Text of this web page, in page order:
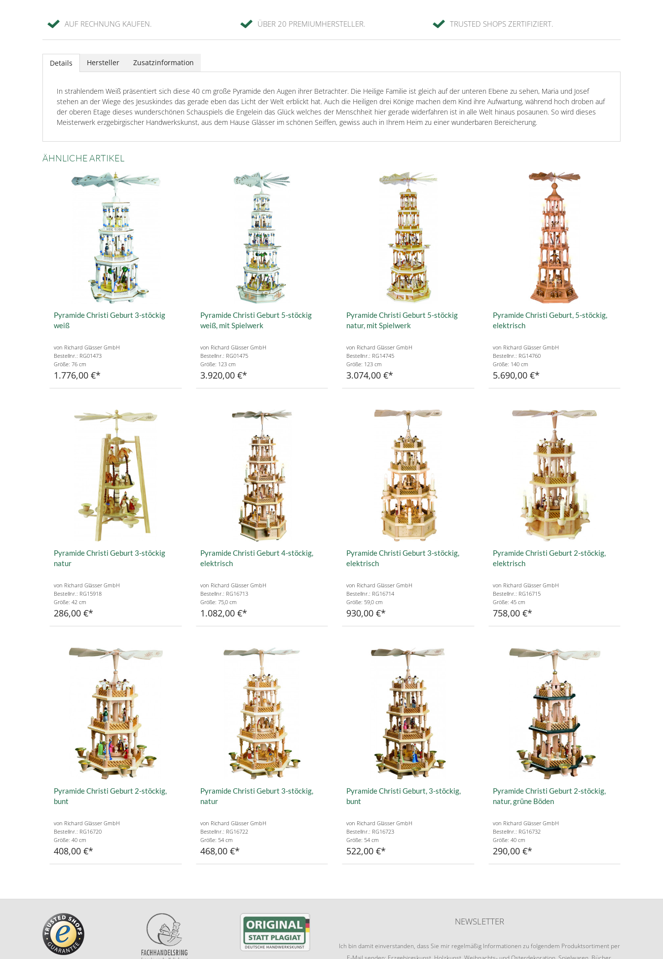
AUF RECHNUNG KAUFEN. ÜBER 20 PREMIUMHERSTELLER. TRUSTED SHOPS ZERTIFIZIERT.
Details Hersteller Zusatzinformation
In strahlendem Weiß präsentiert sich diese 40 cm große Pyramide den Augen ihrer Betrachter. Die Heilige Familie ist gleich auf der unteren Ebene zu sehen, Maria und Josef
stehen an der Wiege des Jesuskindes das gerade eben das Licht der Welt erblickt hat. Auch die Heiligen drei Könige machen dem Kind ihre Aufwartung, während hoch droben auf
der oberen Etage dieses wunderschönen Schauspiels die Engelein das Glück welches der Menschheit hier gerade widerfahren ist in alle Welt hinaus posaunen. So wird dieses
Meisterwerk erzgebirgischer Handwerkskunst, aus dem Hause Glässer im schönen Seiffen, gewiss auch in Ihrem Heim zu einer wunderbaren Bereicherung.
ÄHNLICHE ARTIKEL
Pyramide Christi Geburt 3-stöckig
weiß
von Richard Glässer GmbH
Bestellnr.: RG01473
Größe: 76 cm
1.776,00 €
Pyramide Christi Geburt 5-stöckig
weiß, mit Spielwerk
von Richard Glässer GmbH
Bestellnr.: RG01475
Größe: 123 cm
3.920,00 €
Pyramide Christi Geburt 5-stöckig
natur, mit Spielwerk
von Richard Glässer GmbH
Bestellnr.: RG14745
Größe: 123 cm
3.074,00 €
Pyramide Christi Geburt, 5-stöckig,
elektrisch
von Richard Glässer GmbH
Bestellnr.: RG14760
Größe: 140 cm
5.690,00 €
Pyramide Christi Geburt 3-stöckig
natur
von Richard Glässer GmbH
Bestellnr.: RG15918
Größe: 42 cm
286,00 €
Pyramide Christi Geburt 4-stöckig,
elektrisch
von Richard Glässer GmbH
Bestellnr.: RG16713
Größe: 75,0 cm
1.082,00 €
Pyramide Christi Geburt 3-stöckig,
elektrisch
von Richard Glässer GmbH
Bestellnr.: RG16714
Größe: 59,0 cm
930,00 €
Pyramide Christi Geburt 2-stöckig,
elektrisch
von Richard Glässer GmbH
Bestellnr.: RG16715
Größe: 45 cm
758,00 €
Pyramide Christi Geburt 2-stöckig,
bunt
von Richard Glässer GmbH
Bestellnr.: RG16720
Größe: 40 cm
408,00 €
Pyramide Christi Geburt 3-stöckig,
natur
von Richard Glässer GmbH
Bestellnr.: RG16722
Größe: 54 cm
468,00 €
Pyramide Christi Geburt, 3-stöckig,
bunt
von Richard Glässer GmbH
Bestellnr.: RG16723
Größe: 54 cm
522,00 €
Pyramide Christi Geburt 2-stöckig,
natur, grüne Böden
von Richard Glässer GmbH
Bestellnr.: RG16732
Größe: 40 cm
290,00 €
NEWSLETTER
Ich bin damit einverstanden, dass Sie mir regelmäßig Informationen zu folgendem Produktsortiment per